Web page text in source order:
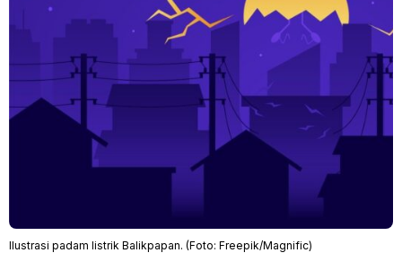
Ilustrasi padam listrik Balikpapan. (Foto: Freepik/Magnific)